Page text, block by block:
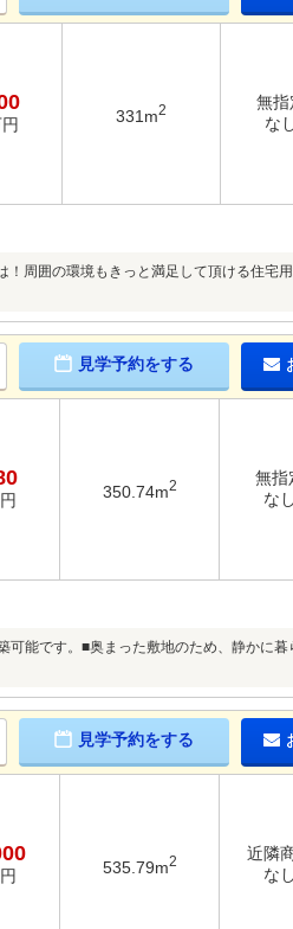
331m2
無指
な
周囲の環境もきっと満足して頂ける住宅
見学予約をする
350.74m2
無指
なし
能です。■奥まった敷地のため、静かに
見学予約をする
535.79m2
近隣
なし